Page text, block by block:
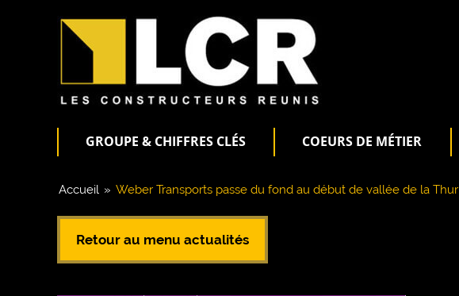
GROUPE & CHIFFRES CLÉS COEURS DE MÉTIER
Accueil » Weber Transports passe du fond au début de vallée de la Thur
Retour au menu actualités